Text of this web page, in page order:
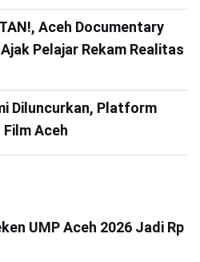
Aceh Documentary
Pelajar Rekam Realitas
Diluncurkan, Platform
Aceh
UMP Aceh 2026 Jadi Rp